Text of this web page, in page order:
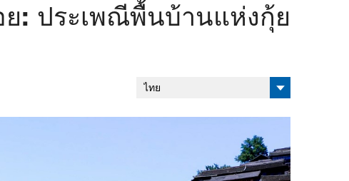
: ประเพณีพื้นบ้านแห่งกุ้ย
ไทย